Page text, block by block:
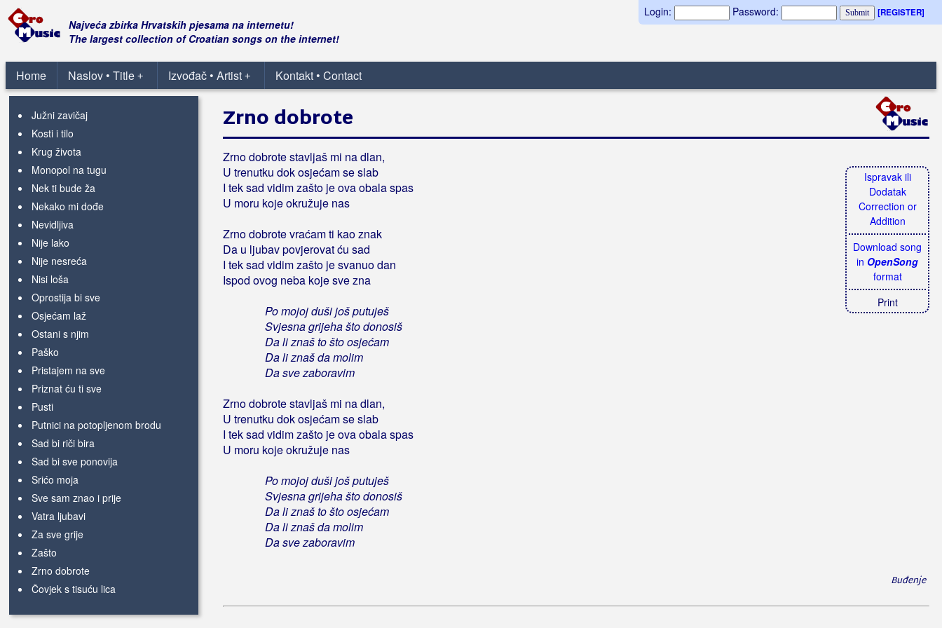
Login: Password: [REGISTER]
Najveća zbirka Hrvatskih pjesama na internetu!
The largest collection of Croatian songs on the internet!
Home +
Naslov • Title +
Izvođač • Artist Kontakt • Contact
Bolje letim sam
Da ova ljubav ne prestane
Da te mogu sada vratiti
Evo dušu otvaram
Istina kao nevina
Južni zavičaj
Kosti i tilo
Krug života
Monopol na tugu
Nek ti bude ža
Nekako mi dođe
Nevidljiva
Nije lako
Nije nesreća
Nisi loša
Oprostija bi sve
Osjećam laž
Ostani s njim
Paško
Pristajem na sve
Priznat ću ti sve
Pusti
Putnici na potopljenom brodu
Sad bi riči bira
Sad bi sve ponovija
Srićo moja
Sve sam znao i prije
Vatra ljubavi
Za sve grije
Zašto
Zrno dobrote
Čovjek s tisuću lica
Ispravak ili
Dodatak
Correction or
Addition
Download song
in OpenSong
format
Print
Zrno dobrote
Zrno dobrote stavljaš mi na dlan,
U trenutku dok osjećam se slab
I tek sad vidim zašto je ova obala spas
U moru koje okružuje nas
Zrno dobrote vraćam ti kao znak
Da u ljubav povjerovat ću sad
I tek sad vidim zašto je svanuo dan
Ispod ovog neba koje sve zna
Po mojoj duši još putuješ
Svjesna grijeha što donosiš
Da li znaš to što osjećam
Da li znaš da molim
Da sve zaboravim
Zrno dobrote stavljaš mi na dlan,
U trenutku dok osjećam se slab
I tek sad vidim zašto je ova obala spas
U moru koje okružuje nas
Po mojoj duši još putuješ
Svjesna grijeha što donosiš
Da li znaš to što osjećam
Da li znaš da molim
Da sve zaboravim
Buđenje